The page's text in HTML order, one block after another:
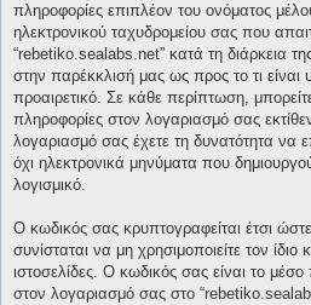
πληροφορίες επιπλέον του ονόματος
ηλεκτρονικού ταχυδρομείου σας που
“rebetiko.sealabs.net” κατά τη διάρκεια
στην παρέκκλισή μας ως προς το τι είναι
προαιρετικό. Σε κάθε περίπτωση,
πληροφορίες στον λογαριασμό σας
λογαριασμό σας έχετε τη δυνατότητα να
όχι ηλεκτρονικά μηνύματα που
λογισμικό.
Ο κωδικός σας κρυπτογραφείται έτσι
συνίσταται να μη χρησιμοποιείτε τον
ιστοσελίδες. Ο κωδικός σας είναι το
στον λογαριασμό σας στο